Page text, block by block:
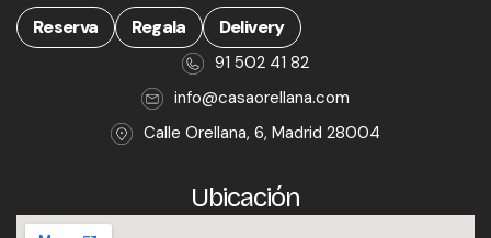
Reserva Regala Delivery
91 502 41 82
info@casaorellana.com
Calle Orellana, 6, Madrid 28004
Ubicación